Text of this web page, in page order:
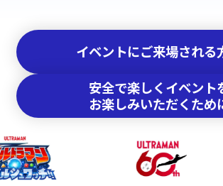
イベントにご来場される
安全で楽しくイベント
お楽しみいただくため